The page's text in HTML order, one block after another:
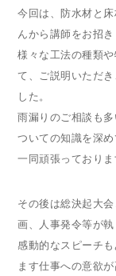
今回は、防水材と
んから講師をお招
様々な工法の種類
て、ご説明いただ
した。
雨漏りのご相談も
ついての知識を深
一同頑張っておりま
その後は総決起大
画、人事発令等が執
感動的なスピーチ
ます仕事への意欲